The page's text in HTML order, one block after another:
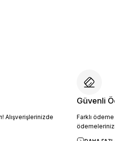
Alışverişlerinizde
Güvenli
Farklı